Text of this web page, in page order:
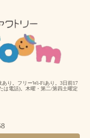
り。フリーWi-Fiあり。3日前17
は電話)。木曜・第二/第四土曜定